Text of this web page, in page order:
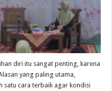
diri itu sangat penting, karena
yang paling utama,
satu cara terbaik agar kondisi